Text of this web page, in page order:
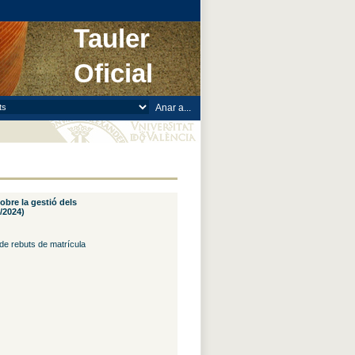
Tauler
Oficial
la gestió dels
rebuts de matrícula